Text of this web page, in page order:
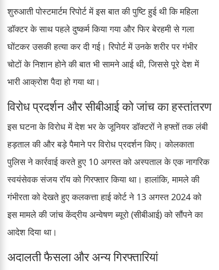
शुरुआती पोस्टमार्टम रिपोर्ट में इस बात की पुष्टि हुई थी कि महिला
डॉक्टर के साथ पहले दुष्कर्म किया गया और फिर बेरहमी से गला
घोंटकर उसकी हत्या कर दी गई। रिपोर्ट में उनके शरीर पर गंभीर
चोटों के निशान होने की बात भी सामने आई थी, जिससे पूरे देश में
भारी आक्रोश पैदा हो गया था।
विरोध प्रदर्शन और सीबीआई को जांच का हस्तांतरण
इस घटना के विरोध में देश भर के जूनियर डॉक्टरों ने हफ्तों तक लंबी
हड़ताल की और बड़े पैमाने पर विरोध प्रदर्शन किए। कोलकाता
पुलिस ने कार्रवाई करते हुए 10 अगस्त को अस्पताल के एक नागरिक
स्वयंसेवक संजय रॉय को गिरफ्तार किया था। हालांकि, मामले की
गंभीरता को देखते हुए कलकत्ता हाई कोर्ट ने 13 अगस्त 2024 को
इस मामले की जांच केंद्रीय अन्वेषण ब्यूरो (सीबीआई) को सौंपने का
आदेश दिया था।
अदालती फैसला और अन्य गिरफ्तारियां